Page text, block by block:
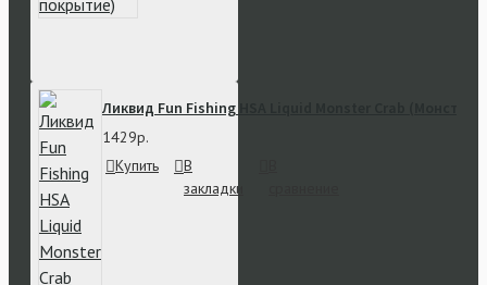
Ликвид Fun Fishing HSA Liquid Monster Crab (Монстр
1429р.
Купить
В
закладки